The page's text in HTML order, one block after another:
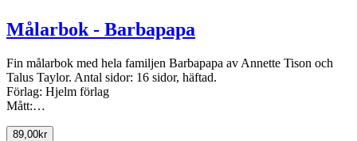
Målarbok - Barbapapa
Fin målarbok med hela familjen Barbapapa av Annette Tison och
Talus Taylor. Antal sidor: 16 sidor, häftad.
Förlag: Hjelm förlag
Mått:…
89,00kr